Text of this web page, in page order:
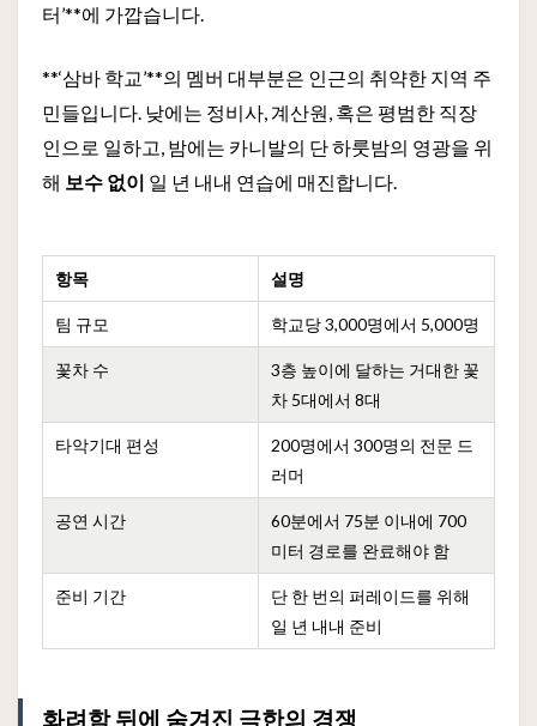
터’**에 가깝습니다.
**‘삼바 학교’**의 멤버 대부분은 인근의 취약한 지역 주
민들입니다. 낮에는 정비사, 계산원, 혹은 평범한 직장
인으로 일하고, 밤에는 카니발의 단 하룻밤의 영광을 위
해 보수 없이 일 년 내내 연습에 매진합니다.
항목 설명
팀 규모 학교당 3,000명에서 5,000명
꽃차 수
3층 높이에 달하는 거대한 꽃
차 5대에서 8대
타악기대 편성
200명에서 300명의 전문 드
러머
공연 시간
60분에서 75분 이내에 700
미터 경로를 완료해야 함
준비 기간
단 한 번의 퍼레이드를 위해
일 년 내내 준비
화려함 뒤에 숨겨진 극한의 경쟁